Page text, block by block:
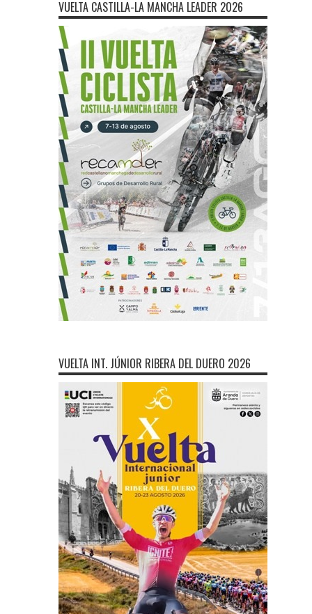
VUELTA CASTILLA-LA MANCHA LEADER 2026
VUELTA INT. JÚNIOR RIBERA DEL DUERO 2026